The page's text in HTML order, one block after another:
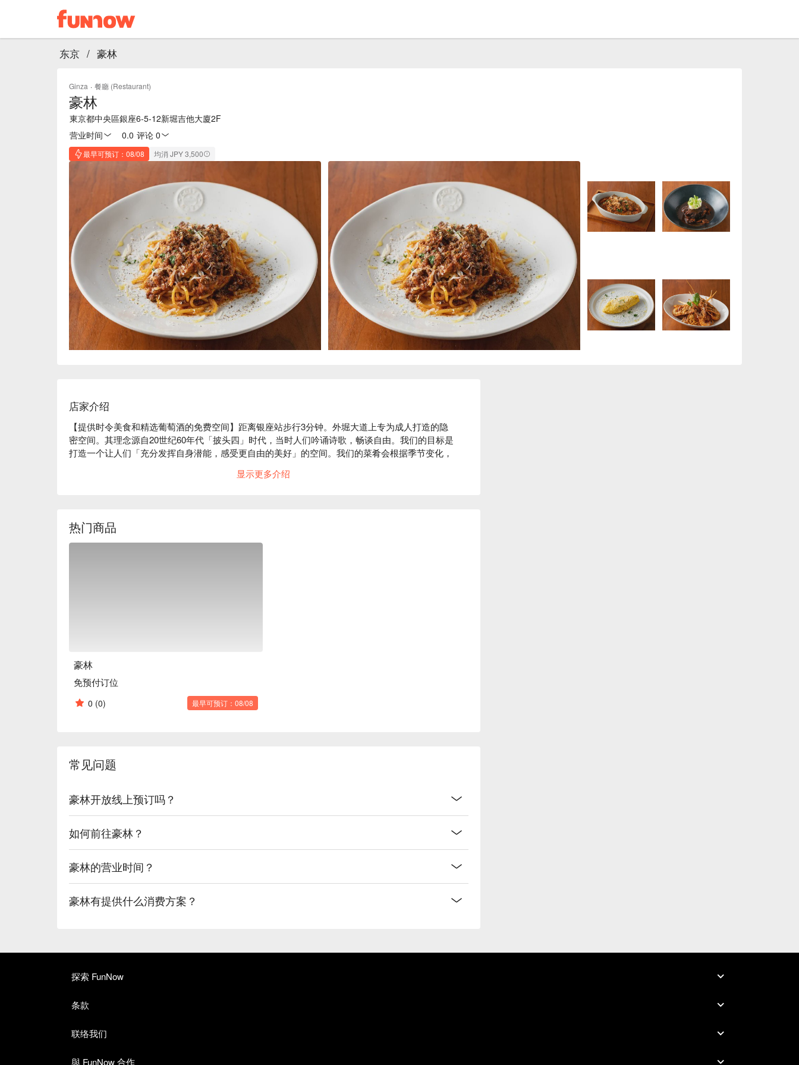
东京 / 豪林
Ginza · 餐廳 (Restaurant)
豪林
東京都中央區銀座6-5-12新堀吉他大廈2F
营业时间
0.0 评论 0
最早可预订：08/08 均消 JPY 3,500
店家介绍
【提供时令美食和精选葡萄酒的免费空间】距离银座站步行3分钟。外堀大道上专为成人打造的隐
密空间。其理念源自20世纪60年代「披头四」时代，当时人们吟诵诗歌，畅谈自由。我们的目标是
打造一个让人们「充分发挥自身潜能，感受更自由的美好」的空间。我们的菜肴会根据季节变化，
气氛轻松惬意，即使是独自用餐的客人也能尽享惬意。
显示更多介绍
热门商品
豪林
免预付订位
0 (0) 最早可预订：08/08
常见问题
豪林开放线上预订吗？
如何前往豪林？
豪林的营业时间？
豪林有提供什么消费方案？
探索 FunNow
条款
联络我们
與 FunNow 合作